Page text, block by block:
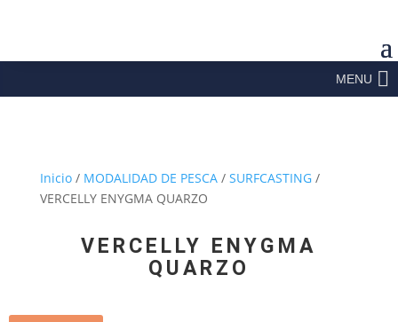
MENU
Inicio/ MODALIDAD DE PESCA/ SURFCASTING/
VERCELLY ENYGMA QUARZO
VERCELLY ENYGMA
QUARZO